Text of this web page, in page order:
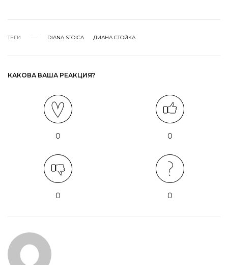
ТЕГИ DIANA STOICA ДИАНА СТОЙКА
КАКОВА ВАША РЕАКЦИЯ?
0 0
0 0